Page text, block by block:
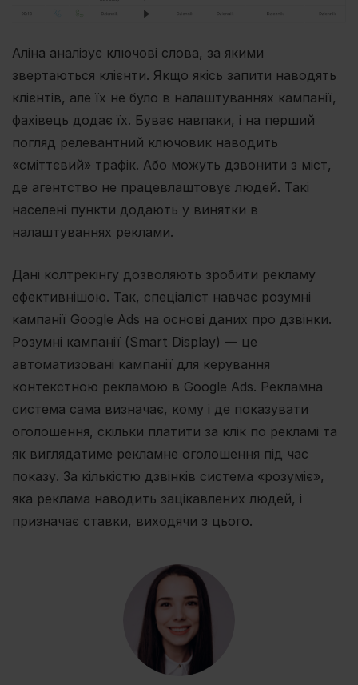
Аліна аналізує ключові слова, за якими
звертаються клієнти. Якщо якісь запити наводять
клієнтів, але їх не було в налаштуваннях кампанії,
фахівець додає їх. Буває навпаки, і на перший
погляд релевантний ключовик наводить
«сміттєвий» трафік. Або можуть дзвонити з міст,
де агентство не працевлаштовує людей. Такі
населені пункти додають у винятки в
налаштуваннях реклами.
Дані колтрекінгу дозволяють зробити рекламу
ефективнішою. Так, спеціаліст навчає розумні
кампанії Google Ads на основі даних про дзвінки.
Розумні кампанії (Smart Display) — це
автоматизовані кампанії для керування
контекстною рекламою в Google Ads. Рекламна
система сама визначає, кому і де показувати
оголошення, скільки платити за клік по рекламі та
як виглядатиме рекламне оголошення під час
показу. За кількістю дзвінків cистема «розуміє»,
яка реклама наводить зацікавлених людей, і
призначає ставки, виходячи з цього.